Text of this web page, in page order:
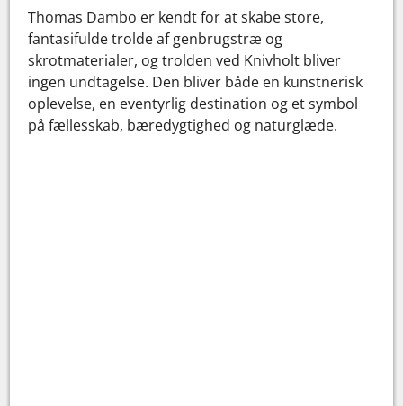
Thomas Dambo er kendt for at skabe store,
fantasifulde trolde af genbrugstræ og
skrotmaterialer, og trolden ved Knivholt bliver
ingen undtagelse. Den bliver både en kunstnerisk
oplevelse, en eventyrlig destination og et symbol
på fællesskab, bæredygtighed og naturglæde.